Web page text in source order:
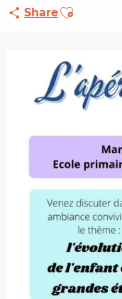
ShareAjouter aux